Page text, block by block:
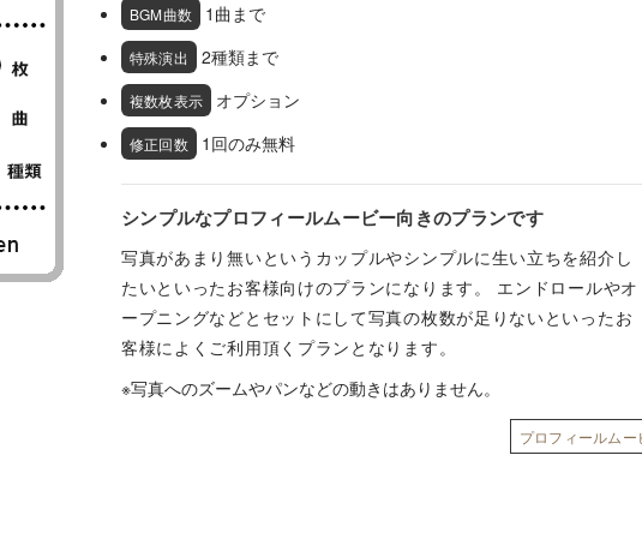
BGM曲数 1曲まで
特殊演出 2種類まで
複数枚表示 オプション
修正回数 1回のみ無料
シンプルなプロフィールムービー向きのプランです
写真があまり無いというカップルやシンプルに生い立ちを紹介し
たいといったお客様向けのプランになります。 エンドロールやオ
ープニングなどとセットにして写真の枚数が足りないといったお
客様によくご利用頂くプランとなります。
※写真へのズームやパンなどの動きはありません。
プロフィールム